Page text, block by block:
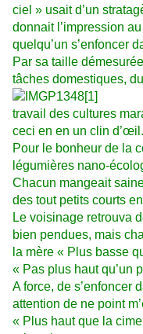
ciel » usait d’un
donnait l’impression
quelqu’un s’enfoncer
Par sa taille
tâches domestiques, du
travail des cultures
ceci en en un clin d’œil.
Pour le bonheur de la
légumières nano-
Chacun mangeait
des tout petits courts
Le voisinage retrouva
bien pendues, mais
la mère « Plus basse
« Pas plus haut qu’un
A force, de s’enfoncer
attention de ne point
« Plus haut que la